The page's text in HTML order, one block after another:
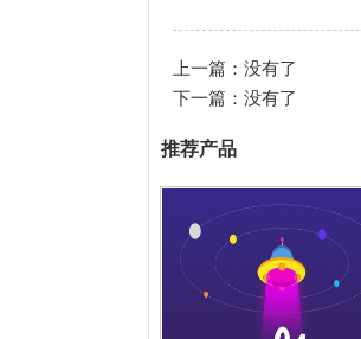
上一篇：没有了
下一篇：没有了
推荐产品